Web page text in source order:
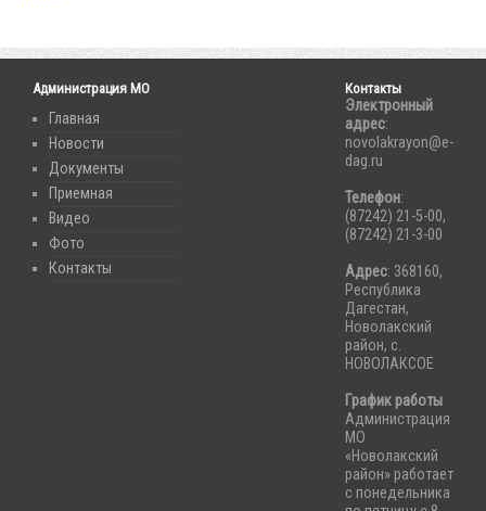
Администрация МО
Главная
Новости
Документы
Приемная
Видео
Фото
Контакты
Контакты
Электронный
адрес:
novolakrayon@e-
dag.ru
Телефон:
(87242) 21-5-00,
(87242) 21-3-00
Адрес: 368160,
Республика
Дагестан,
Новолакский
район, с.
НОВОЛАКСОЕ
График работы
Администрация
МО
«Новолакский
район» работает
с понедельника